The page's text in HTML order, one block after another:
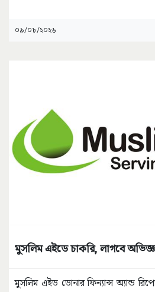
০৯/০৮/২০২৬
মুসলিম এইডে চাকরি, লাগবে
মুসলিম এইড ডোনার ফিন্যান্স অ্যান্ড